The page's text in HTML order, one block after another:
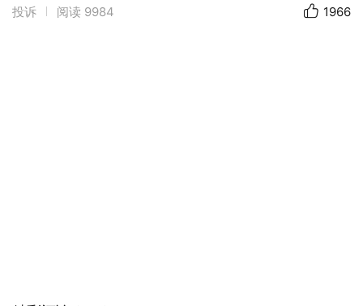
投诉 阅读 9984 1966